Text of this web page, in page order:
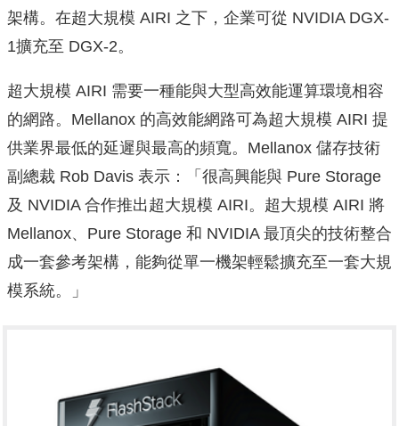
架構。在超大規模 AIRI 之下，企業可從 NVIDIA DGX-
1擴充至 DGX-2。
超大規模 AIRI 需要一種能與大型高效能運算環境相容
的網路。Mellanox 的高效能網路可為超大規模 AIRI 提
供業界最低的延遲與最高的頻寬。Mellanox 儲存技術
副總裁 Rob Davis 表示：「很高興能與 Pure Storage
及 NVIDIA 合作推出超大規模 AIRI。超大規模 AIRI 將
Mellanox、Pure Storage 和 NVIDIA 最頂尖的技術整合
成一套參考架構，能夠從單一機架輕鬆擴充至一套大規
模系統。」